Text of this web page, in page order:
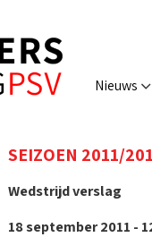
Nieuws
SEIZOEN 2011/
Wedstrijd verslag
18 september 2011 -